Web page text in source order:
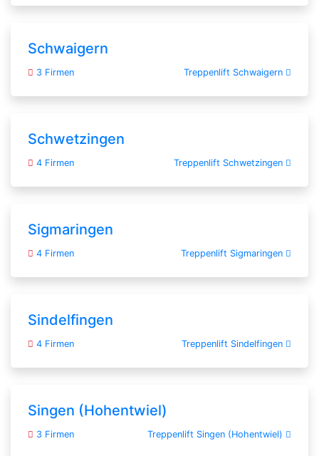
Schwaigern
3 Firmen Treppenlift Schwaigern
Schwetzingen
4 Firmen Treppenlift Schwetzingen
Sigmaringen
4 Firmen Treppenlift Sigmaringen
Sindelfingen
4 Firmen Treppenlift Sindelfingen
Singen (Hohentwiel)
3 Firmen Treppenlift Singen (Hohentwiel)